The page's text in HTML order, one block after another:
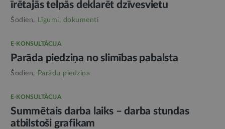
īrētajās telpās deklarēt dzīvesvietu
Šodien, Līgumi, dokumenti
E-KONSULTĀCIJA
Parāda piedziņa no slimības pabalsta
Šodien, Parādu piedziņa
E-KONSULTĀCIJA
Summētais darba laiks – darba stundas
atbilstoši grafikam